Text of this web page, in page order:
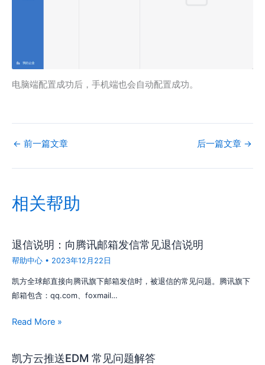
电脑端配置成功后，手机端也会自动配置成功。
← 前一篇文章 后一篇文章 →
相关帮助
退信说明：向腾讯邮箱发信常见退信说明
帮助中心 • 2023年12月22日
凯方全球邮直接向腾讯旗下邮箱发信时，被退信的常见问题。腾讯旗下
邮箱包含：qq.com、foxmail…
Read More »
凯方云推送EDM 常见问题解答